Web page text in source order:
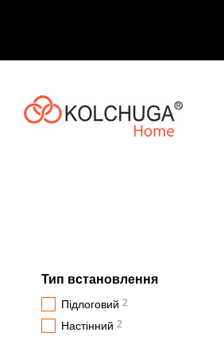
Тип встановлення
Підлоговий 2
Настінний 2